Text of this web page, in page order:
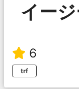
イー
6
trf